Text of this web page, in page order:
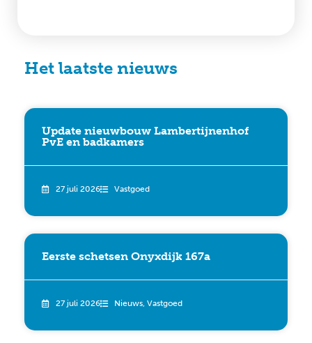
Het laatste nieuws
Update nieuwbouw Lambertijnenhof
PvE en badkamers
27 juli 2026 Vastgoed
Eerste schetsen Onyxdijk 167a
27 juli 2026 Nieuws, Vastgoed